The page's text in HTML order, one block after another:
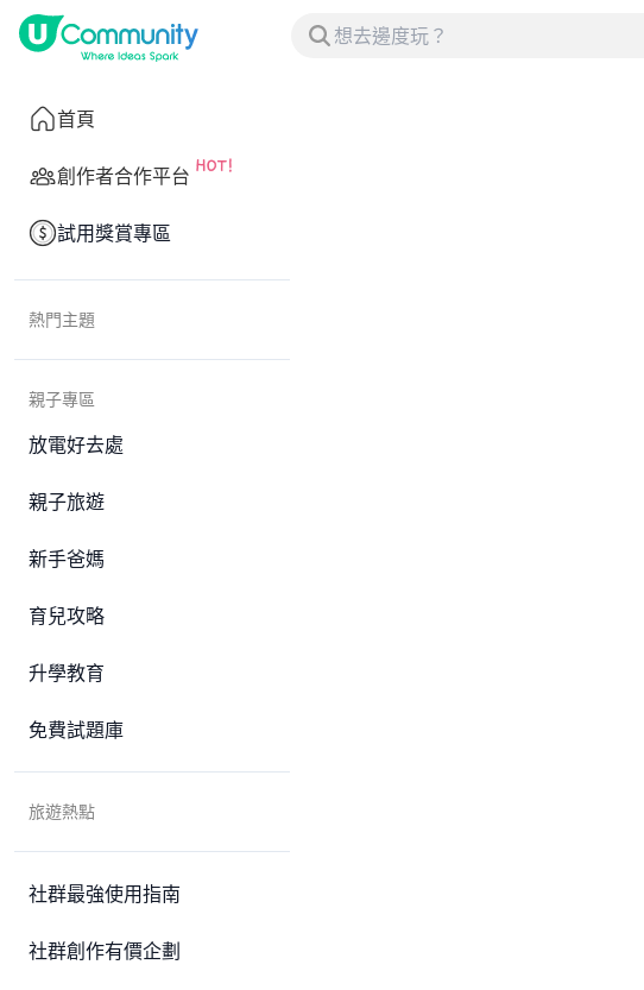
首頁
創作者合作平台
試用獎賞專區
熱門主題
親子專區
放電好去處
親子旅遊
新手爸媽
育兒攻略
升學教育
免費試題庫
旅遊熱點
社群最強使用指南
社群創作有價企劃